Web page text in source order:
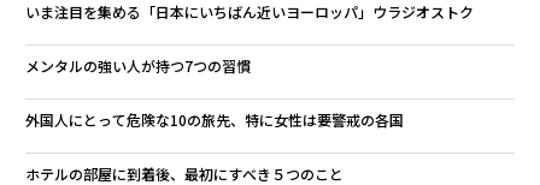
いま注目を集める「日本にいちばん近いヨーロッパ」ウラジオストク
メンタルの強い人が持つ7つの習慣
外国人にとって危険な10の旅先、特に女性は要警戒の各国
ホテルの部屋に到着後、最初にすべき５つのこと